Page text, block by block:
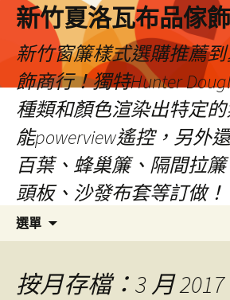
新竹夏洛瓦布品傢
新竹窗簾樣式選購推薦
飾商行！獨特Hunter
種類和顏色渲染出特定
能powerview遙控，另外
百葉、蜂巢簾、隔間拉
頭板、沙發布套等訂做！
選單
容
按月存檔：3 月 2017